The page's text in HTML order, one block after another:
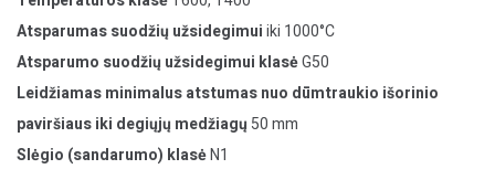
Atsparumas suodžių užsidegimuiiki 1000°C
Atsparumo suodžių užsidegimui klasėG50
Leidžiamas minimalus atstumas nuo dūmtraukio išorinio
paviršiaus iki degiųjų medžiagų 50 mm
Slėgio (sandarumo) klasėN1